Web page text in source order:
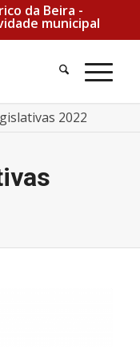
da Beira -
municipal
2022